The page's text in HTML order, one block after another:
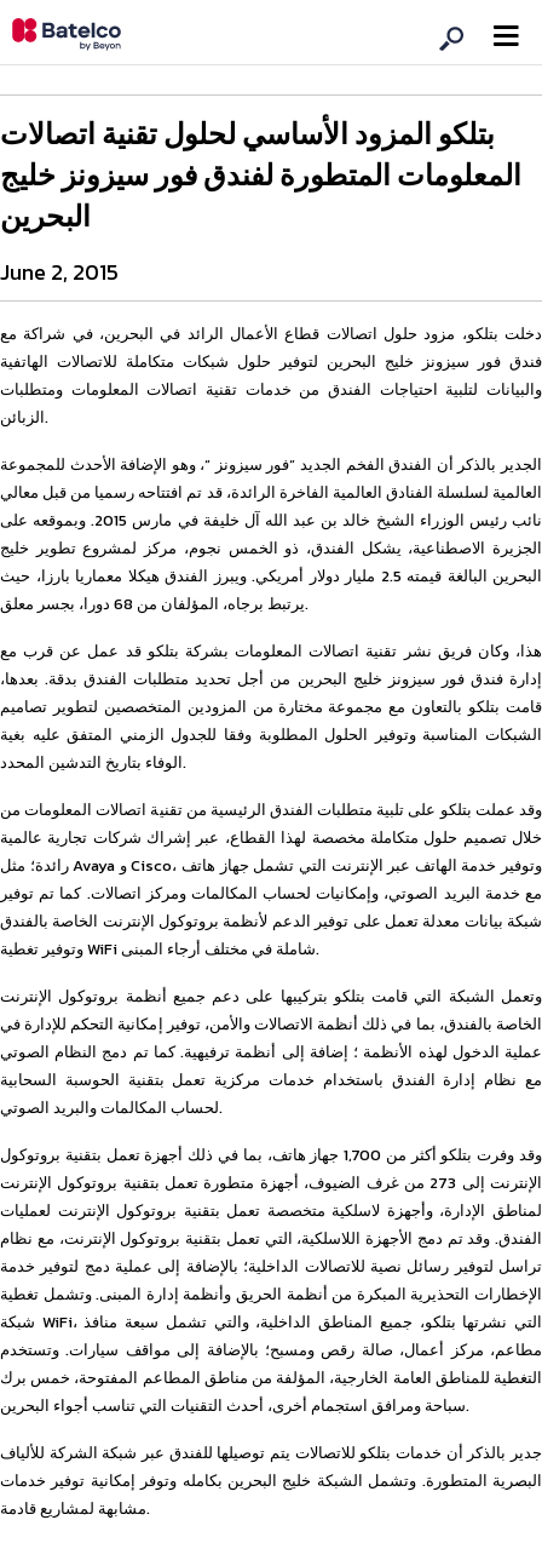
بتلكو المزود الأساسي لحلول تقنية اتصالات
المعلومات المتطورة لفندق فور سيزونز خليج
البحرين
June 2, 2015
دخلت بتلكو، مزود حلول اتصالات قطاع الأعمال الرائد في البحرين، في شراكة مع
فندق فور سيزونز خليج البحرين لتوفير حلول شبكات متكاملة للاتصالات الهاتفية
والبيانات لتلبية احتياجات الفندق من خدمات تقنية اتصالات المعلومات ومتطلبات
الزبائن.
الجدير بالذكر أن الفندق الفخم الجديد “فور سيزونز “، وهو الإضافة الأحدث للمجموعة
العالمية لسلسلة الفنادق العالمية الفاخرة الرائدة، قد تم افتتاحه رسميا من قبل معالي
نائب رئيس الوزراء الشيخ خالد بن عبد الله آل خليفة في مارس 2015. وبموقعه على
الجزيرة الاصطناعية، يشكل الفندق، ذو الخمس نجوم، مركز لمشروع تطوير خليج
البحرين البالغة قيمته 2.5 مليار دولار أمريكي. ويبرز الفندق هيكلا معماريا بارزا، حيث
يرتبط برجاه، المؤلفان من 68 دورا، بجسر معلق.
هذا، وكان فريق نشر تقنية اتصالات المعلومات بشركة بتلكو قد عمل عن قرب مع
إدارة فندق فور سيزونز خليج البحرين من أجل تحديد متطلبات الفندق بدقة. بعدها،
قامت بتلكو بالتعاون مع مجموعة مختارة من المزودين المتخصصين لتطوير تصاميم
الشبكات المناسبة وتوفير الحلول المطلوبة وفقا للجدول الزمني المتفق عليه بغية
الوفاء بتاريخ التدشين المحدد.
وقد عملت بتلكو على تلبية متطلبات الفندق الرئيسية من تقنية اتصالات المعلومات من
خلال تصميم حلول متكاملة مخصصة لهذا القطاع، عبر إشراك شركات تجارية عالمية
رائدة؛ مثل Avaya و Cisco، وتوفير خدمة الهاتف عبر الإنترنت التي تشمل جهاز هاتف
مع خدمة البريد الصوتي، وإمكانيات لحساب المكالمات ومركز اتصالات. كما تم توفير
شبكة بيانات معدلة تعمل على توفير الدعم لأنظمة بروتوكول الإنترنت الخاصة بالفندق
وتوفير تغطية WiFi شاملة في مختلف أرجاء المبنى.
وتعمل الشبكة التي قامت بتلكو بتركيبها على دعم جميع أنظمة بروتوكول الإنترنت
الخاصة بالفندق، بما في ذلك أنظمة الاتصالات والأمن، توفير إمكانية التحكم للإدارة في
عملية الدخول لهذه الأنظمة ؛ إضافة إلى أنظمة ترفيهية. كما تم دمج النظام الصوتي
مع نظام إدارة الفندق باستخدام خدمات مركزية تعمل بتقنية الحوسبة السحابية
لحساب المكالمات والبريد الصوتي.
وقد وفرت بتلكو أكثر من 1,700 جهاز هاتف، بما في ذلك أجهزة تعمل بتقنية بروتوكول
الإنترنت إلى 273 من غرف الضيوف، أجهزة متطورة تعمل بتقنية بروتوكول الإنترنت
لمناطق الإدارة، وأجهزة لاسلكية متخصصة تعمل بتقنية بروتوكول الإنترنت لعمليات
الفندق. وقد تم دمج الأجهزة اللاسلكية، التي تعمل بتقنية بروتوكول الإنترنت، مع نظام
تراسل لتوفير رسائل نصية للاتصالات الداخلية؛ بالإضافة إلى عملية دمج لتوفير خدمة
الإخطارات التحذيرية المبكرة من أنظمة الحريق وأنظمة إدارة المبنى. وتشمل تغطية
شبكة WiFi، التي نشرتها بتلكو، جميع المناطق الداخلية، والتي تشمل سبعة منافذ
مطاعم، مركز أعمال، صالة رقص ومسبح؛ بالإضافة إلى مواقف سيارات. وتستخدم
التغطية للمناطق العامة الخارجية، المؤلفة من مناطق المطاعم المفتوحة، خمس برك
سباحة ومرافق استجمام أخرى، أحدث التقنيات التي تناسب أجواء البحرين.
جدير بالذكر أن خدمات بتلكو للاتصالات يتم توصيلها للفندق عبر شبكة الشركة للألياف
البصرية المتطورة. وتشمل الشبكة خليج البحرين بكامله وتوفر إمكانية توفير خدمات
مشابهة لمشاريع قادمة.